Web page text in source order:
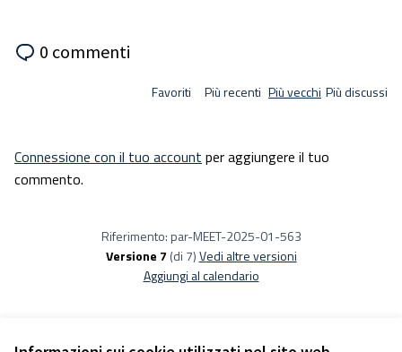
0 commenti
Favoriti Più recenti Più vecchi Più discussi
Connessione con il tuo account per aggiungere il tuo
commento.
Riferimento: par-MEET-2025-01-563
Versione 7 (di 7) vedi altre versioni
Aggiungi al calendario